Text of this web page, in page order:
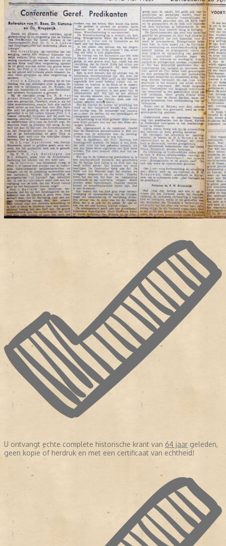
U ontvangt echte complete historische krant van 64 jaar geleden,
geen kopie of herdruk en met een certificaat van echtheid!